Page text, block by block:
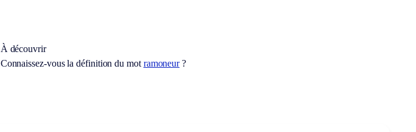
À découvrir
Connaissez-vous la définition du mot ramoneur?